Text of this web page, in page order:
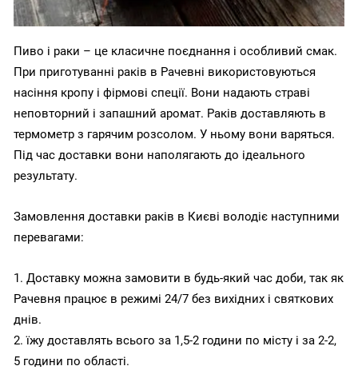
Пиво і раки – це класичне поєднання і особливий смак.
При приготуванні раків в Рачевні використовуються
насіння кропу і фірмові спеції. Вони надають страві
неповторний і запашний аромат. Раків доставляють в
термометр з гарячим розсолом. У ньому вони варяться.
Під час доставки вони наполягають до ідеального
результату.
Замовлення доставки раків в Києві володіє наступними
перевагами:
1. Доставку можна замовити в будь-який час доби, так як
Рачевня працює в режимі 24/7 без вихідних і святкових
днів.
2. їжу доставлять всього за 1,5-2 години по місту і за 2-2,
5 години по області.